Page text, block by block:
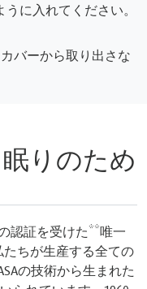
に入れてください。
バーから取り出さな
りのため
認証を受けた**唯一
ちが生産する全ての
の技術から生まれた